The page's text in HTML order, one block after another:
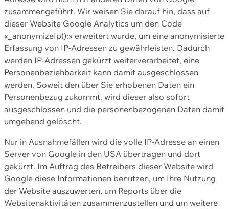
zusammengeführt. Wir weisen Sie darauf hin, dass auf
dieser Website Google Analytics um den Code
«_anonymizeIp();» erweitert wurde, um eine anonymisierte
Erfassung von IP-Adressen zu gewährleisten. Dadurch
werden IP-Adressen gekürzt weiterverarbeitet, eine
Personenbeziehbarkeit kann damit ausgeschlossen
werden. Soweit den über Sie erhobenen Daten ein
Personenbezug zukommt, wird dieser also sofort
ausgeschlossen und die personenbezogenen Daten damit
umgehend gelöscht.
Nur in Ausnahmefällen wird die volle IP-Adresse an einen
Server von Google in den USA übertragen und dort
gekürzt. Im Auftrag des Betreibers dieser Website wird
Google diese Informationen benutzen, um Ihre Nutzung
der Website auszuwerten, um Reports über die
Websitenaktivitäten zusammenzustellen und um weitere